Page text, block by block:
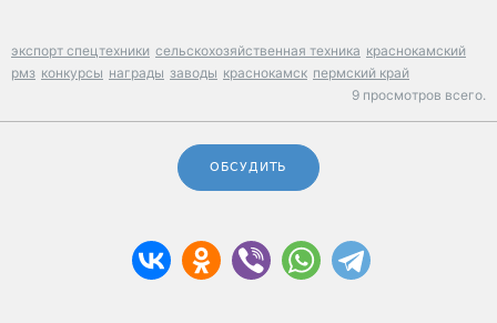
экспорт спецтехники сельскохозяйственная техника краснокамский
рмз конкурсы награды заводы краснокамск пермский край
9 просмотров всего.
ОБСУДИТЬ